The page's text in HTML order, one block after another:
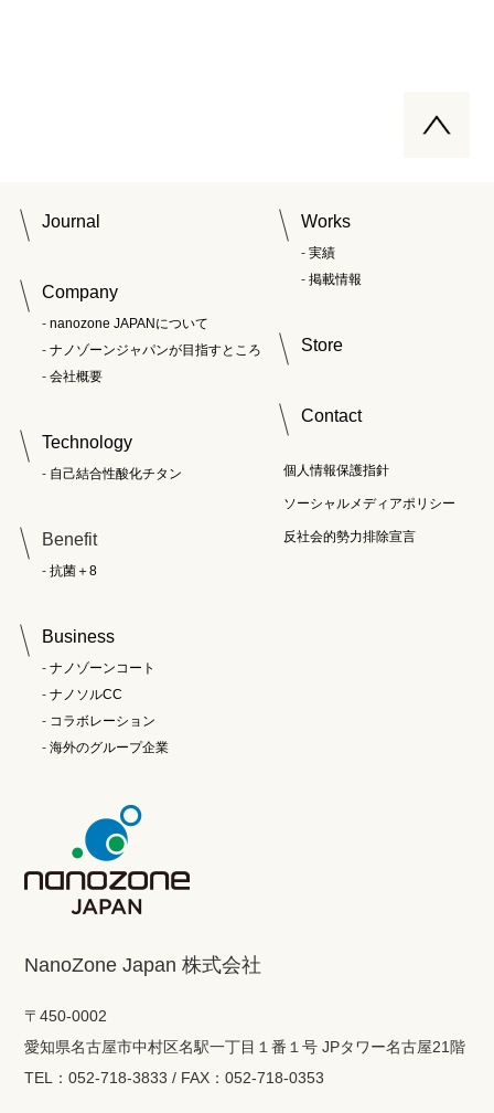
Journal
Company
nanozone JAPANについて
ナノゾーンジャパンが目指すところ
会社概要
Technology
自己結合性酸化チタン
Benefit
抗菌＋8
Business
ナノゾーンコート
ナノソルCC
コラボレーション
海外のグループ企業
Works
実績
掲載情報
Store
Contact
個人情報保護指針
ソーシャルメディアポリシー
反社会的勢力排除宣言
NanoZone Japan 株式会社
〒450-0002
愛知県名古屋市中村区名駅一丁目１番１号 JPタワー名古屋21階
TEL：052-718-3833 / FAX：052-718-0353